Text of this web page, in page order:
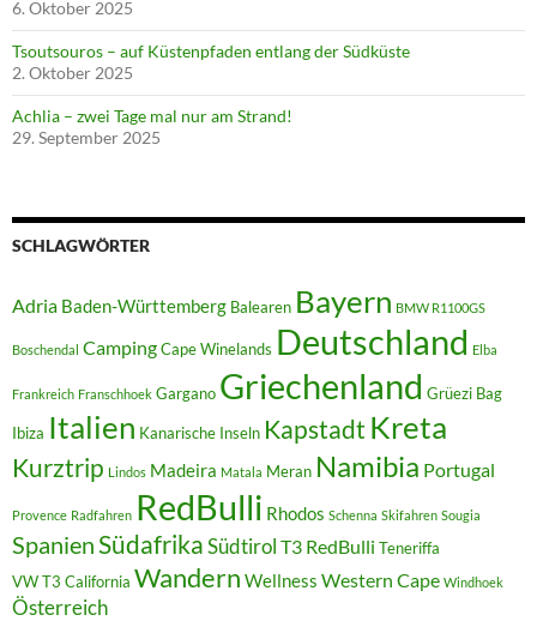
6. Oktober 2025
Tsoutsouros – auf Küstenpfaden entlang der Südküste
2. Oktober 2025
Achlia – zwei Tage mal nur am Strand!
29. September 2025
SCHLAGWÖRTER
Adria Baden-Württemberg Balearen Bayern BMW R1100GS
Boschendal CampingCape Winelands Deutschland Elba
Frankreich Franschhoek Gargano Griechenland Grüezi Bag
Ibiza Italien Kanarische Inseln Kapstadt Kreta
Kurztrip Lindos Madeira Matala Meran Namibia Portugal
Provence Radfahren RedBulli Rhodos Schenna Skifahren Sougia
SpanienSüdafrikaSüdtirol T3 RedBulli Teneriffa
VW T3 California Wandern Wellness Western Cape Windhoek
Österreich